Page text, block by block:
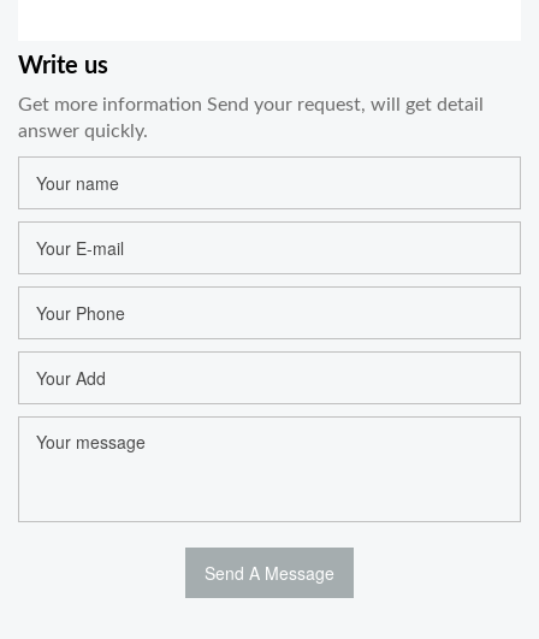
Write us
Get more information Send your request, will get detail
answer quickly.